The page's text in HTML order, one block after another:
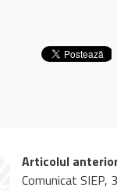
Articolul
Comunicat SIEP,